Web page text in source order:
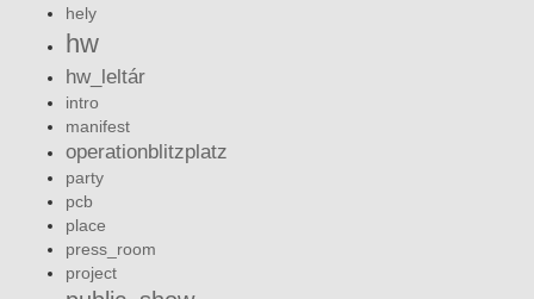
hely
hw
hw_leltár
intro
manifest
operationblitzplatz
party
pcb
place
press_room
project